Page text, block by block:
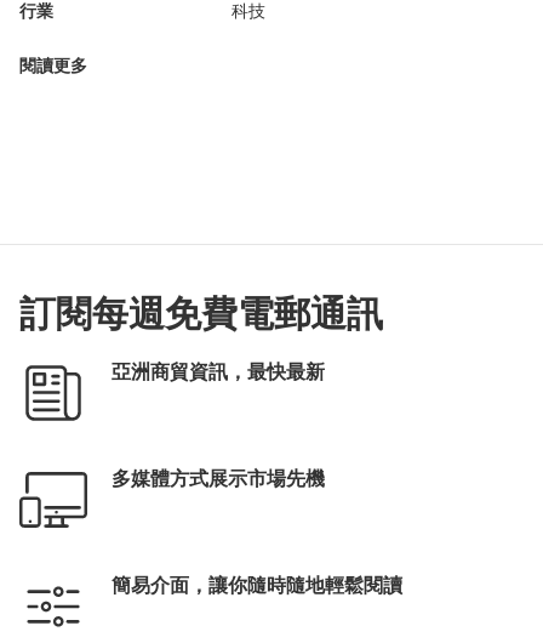
行業 科技
閱讀更多
訂閱每週免費電郵通訊
亞洲商貿資訊，最快最新
多媒體方式展示市場先機
簡易介面，讓你隨時隨地輕鬆閱讀